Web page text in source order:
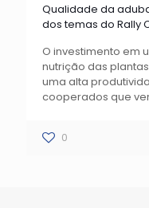
Qualidade da
dos temas do Rally
O investimento em
nutrição das
uma alta
cooperados que
0